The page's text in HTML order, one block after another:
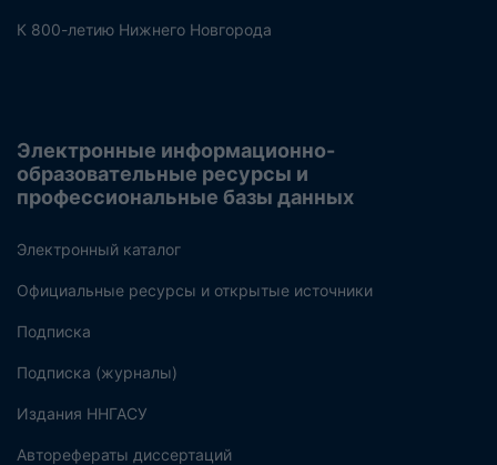
К 800-летию Нижнего Новгорода
Электронные информационно-
образовательные ресурсы и
профессиональные базы данных
Электронный каталог
Официальные ресурсы и открытые источники
Подписка
Подписка (журналы)
Издания ННГАСУ
Авторефераты диссертаций